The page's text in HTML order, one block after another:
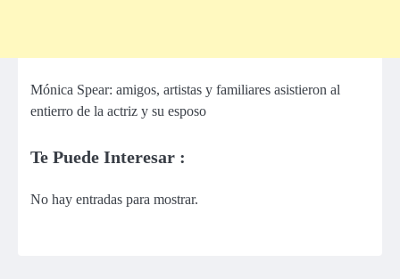
Mónica Spear: amigos, artistas y familiares asistieron al
entierro de la actriz y su esposo
Te Puede Interesar :
No hay entradas para mostrar.